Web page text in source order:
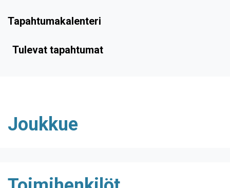
Tapahtumakalenteri
Tulevat tapahtumat
Joukkue